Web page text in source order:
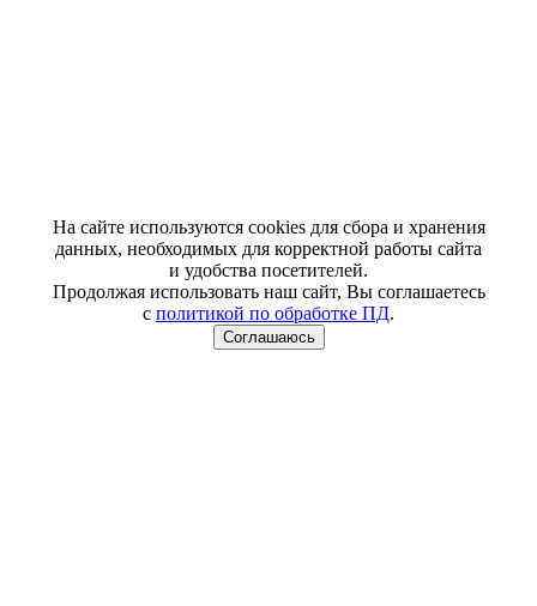
На сайте используются cookies для сбора и хранения
данных, необходимых для корректной работы сайта
и удобства посетителей.
Продолжая использовать наш сайт, Вы соглашаетесь
с политикой по обработке ПД.
Соглашаюсь